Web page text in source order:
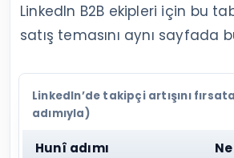
LinkedIn B2B ekipleri için bu
satış temasını aynı sayfada
LinkedIn’de takipçi artışını
adımıyla)
Hunî adımı